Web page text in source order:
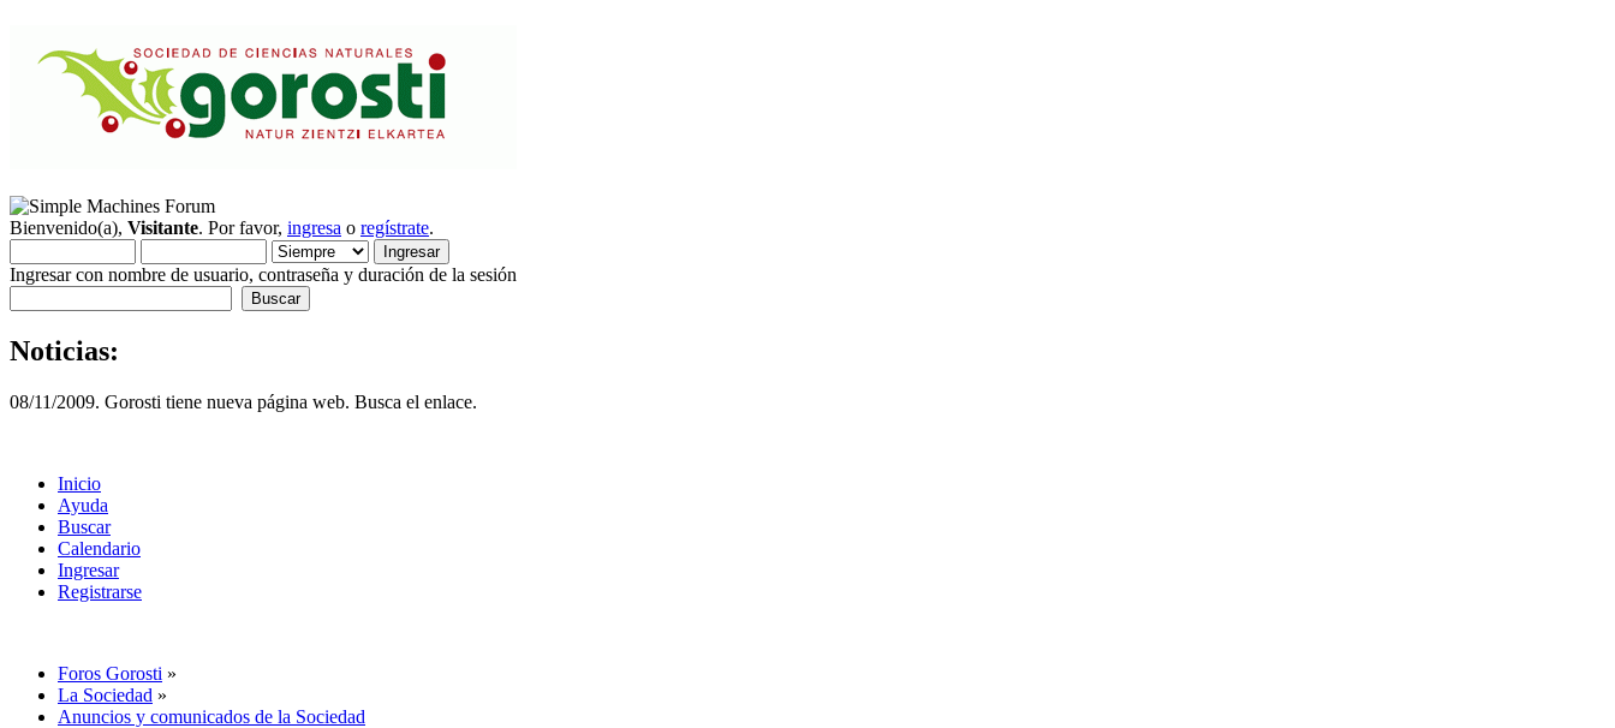
Bienvenido(a), Visitante. Por favor, ingresa o regístrate.
Ingresar con nombre de usuario, contraseña y duración de la sesión
Noticias:
08/11/2009. Gorosti tiene nueva página web. Busca el enlace.
Inicio
Ayuda
Buscar
Calendario
Ingresar
Registrarse
Foros Gorosti »
La Sociedad »
Anuncios y comunicados de la Sociedad